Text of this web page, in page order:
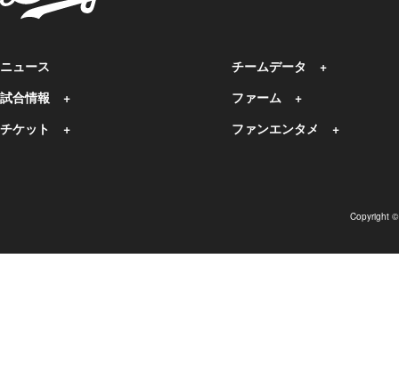
ニュース
試合情報
チケット
チームデータ
ファーム
ファンエンタメ
Copyright